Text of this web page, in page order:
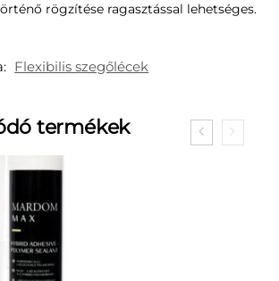
rögzítése ragasztással lehetséges.
Flexibilis szegőlécek
termékek